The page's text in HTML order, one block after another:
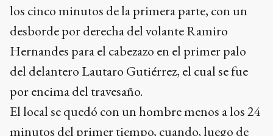
los cinco minutos de la primera parte, con un
desborde por derecha del volante Ramiro
Hernandes para el cabezazo en el primer palo
del delantero Lautaro Gutiérrez, el cual se fue
por encima del travesaño.
El local se quedó con un hombre menos a los 24
minutos del primer tiempo, cuando, luego de